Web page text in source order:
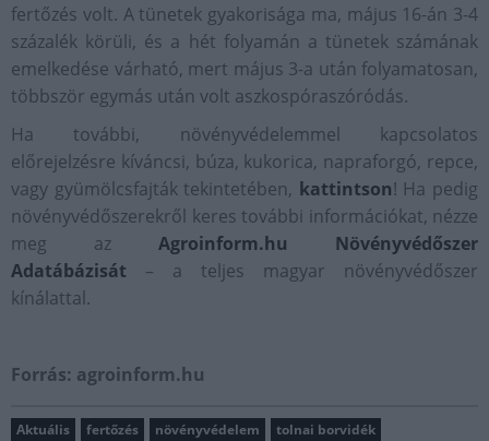
fertőzés volt. A tünetek gyakorisága ma, május 16-án 3-4
százalék körüli, és a hét folyamán a tünetek számának
emelkedése várható, mert május 3-a után folyamatosan,
többször egymás után volt aszkospóraszóródás.
Ha további, növényvédelemmel kapcsolatos
előrejelzésre kíváncsi, búza, kukorica, napraforgó, repce,
vagy gyümölcsfajták tekintetében, kattintson! Ha pedig
növényvédőszerekről keres további információkat, nézze
meg az Agroinform.hu Növényvédőszer
Adatábázisát – a teljes magyar növényvédőszer
kínálattal.
Forrás: agroinform.hu
Aktuális fertőzés növényvédelem
tolnai borvidék